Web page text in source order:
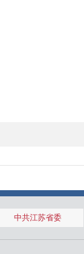
中共江苏省委